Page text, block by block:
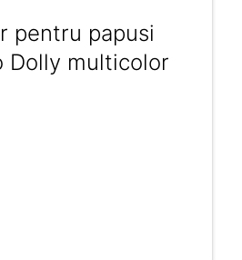
pentru papusi
Dolly multicolor